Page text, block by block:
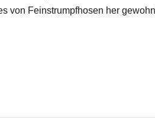
von Feinstrumpfhosen her